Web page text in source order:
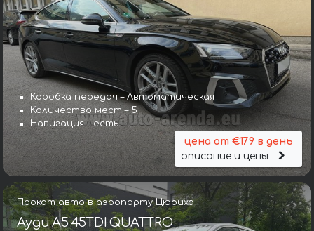
Коробка передач – Автоматическая
Количество мест – 5
Навигация – есть
цена от €179 в день
описание и цены
Прокат авто в аэропорту Цюриха
Ауди A5 45TDI QUATTRO